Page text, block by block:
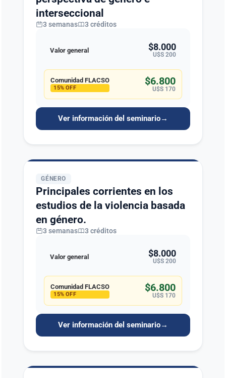
interseccional
3 semanas 3 créditos
Valor general $8.000
U$S 200
Comunidad FLACSO
15% OFF
$6.800
U$S 170
Ver información del seminario→
GÉNERO
Principales corrientes en los
estudios de la violencia basada
en género.
3 semanas 3 créditos
Valor general $8.000
U$S 200
Comunidad FLACSO
15% OFF
$6.800
U$S 170
Ver información del seminario→